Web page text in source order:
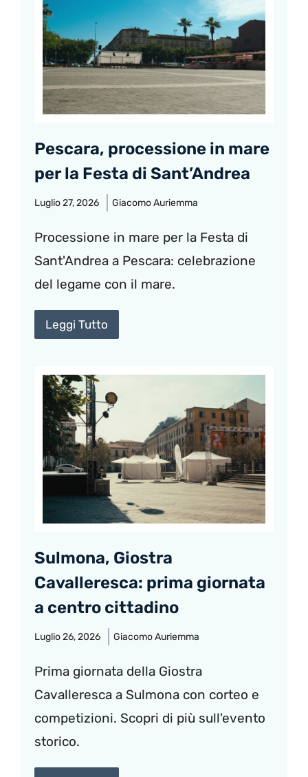
Pescara, processione in mare
per la Festa di Sant’Andrea
Luglio 27, 2026 Giacomo Auriemma
Processione in mare per la Festa di
Sant'Andrea a Pescara: celebrazione
del legame con il mare.
Leggi Tutto
Sulmona, Giostra
Cavalleresca: prima giornata
a centro cittadino
Luglio 26, 2026 Giacomo Auriemma
Prima giornata della Giostra
Cavalleresca a Sulmona con corteo e
competizioni. Scopri di più sull'evento
storico.